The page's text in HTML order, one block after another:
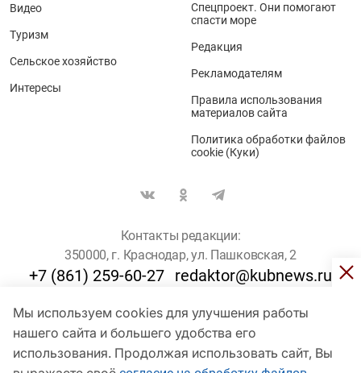
Мы используем cookies для улучшения работы
нашего сайта и большего удобства его
использования. Продолжая использовать сайт, Вы
Видео
Туризм
Сельское хозяйство
Интересы
Спецпроект. Они помогают
спасти море
Редакция
Рекламодателям
Правила использования
материалов сайта
Политика обработки файлов
cookie (Куки)
Контакты редакции:
350000, г. Краснодар, ул. Пашковская, 2
+7 (861) 259-60-27 redaktor@kubnews.ru
Для пользователей старше 16 лет
© Кубанские Новости, 2017